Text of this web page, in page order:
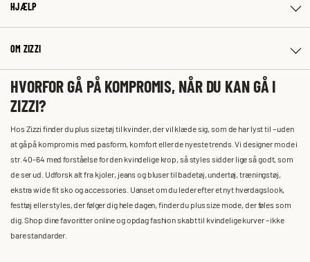
HJÆLP
OM ZIZZI
HVORFOR GÅ PÅ KOMPROMIS, NÅR DU KAN GÅ I
ZIZZI?
Hos Zizzi finder du plus size tøj til kvinder, der vil klæde sig, som de har lyst til – uden
at gå på kompromis med pasform, komfort eller de nyeste trends. Vi designer mode i
str. 40-64 med forståelse for den kvindelige krop, så styles sidder lige så godt, som
de ser ud. Udforsk alt fra kjoler, jeans og bluser til badetøj, undertøj, træningstøj,
ekstra wide fit sko og accessories. Uanset om du leder efter et nyt hverdagslook,
festtøj eller styles, der følger dig hele dagen, finder du plus size mode, der føles som
dig. Shop dine favoritter online og opdag fashion skabt til kvindelige kurver – ikke
bare standarder.